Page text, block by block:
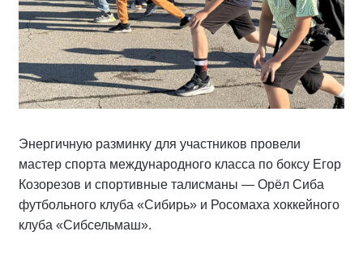
Энергичную разминку для участников провели
мастер спорта международного класса по боксу Егор
Козорезов и спортивные талисманы — Орёл Сиба
футбольного клуба «Сибирь» и Росомаха хоккейного
клуба «Сибсельмаш».